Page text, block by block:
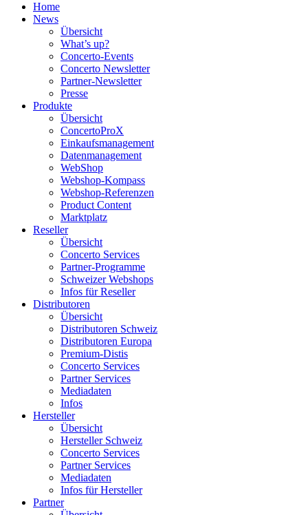
Home
News
Übersicht
What’s up?
Concerto-Events
Concerto Newsletter
Partner-Newsletter
Presse
Produkte
Übersicht
ConcertoProX
Einkaufsmanagement
Datenmanagement
WebShop
Webshop-Kompass
Webshop-Referenzen
Product Content
Marktplatz
Reseller
Übersicht
Concerto Services
Partner-Programme
Schweizer Webshops
Infos für Reseller
Distributoren
Übersicht
Distributoren Schweiz
Distributoren Europa
Premium-Distis
Concerto Services
Partner Services
Mediadaten
Infos
Hersteller
Übersicht
Hersteller Schweiz
Concerto Services
Partner Services
Mediadaten
Infos für Hersteller
Partner